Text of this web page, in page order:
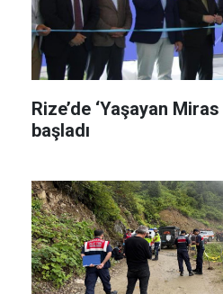
Rize’de ‘Yaşayan Miras
başladı